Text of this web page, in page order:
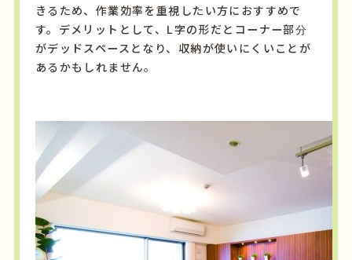
きるため、作業効率を重視したい方におすすめで
す。デメリットとして、 L字の形だとコーナー部分
がデッドスペースとなり、収納が使いにくいことが
あるかもしれません。